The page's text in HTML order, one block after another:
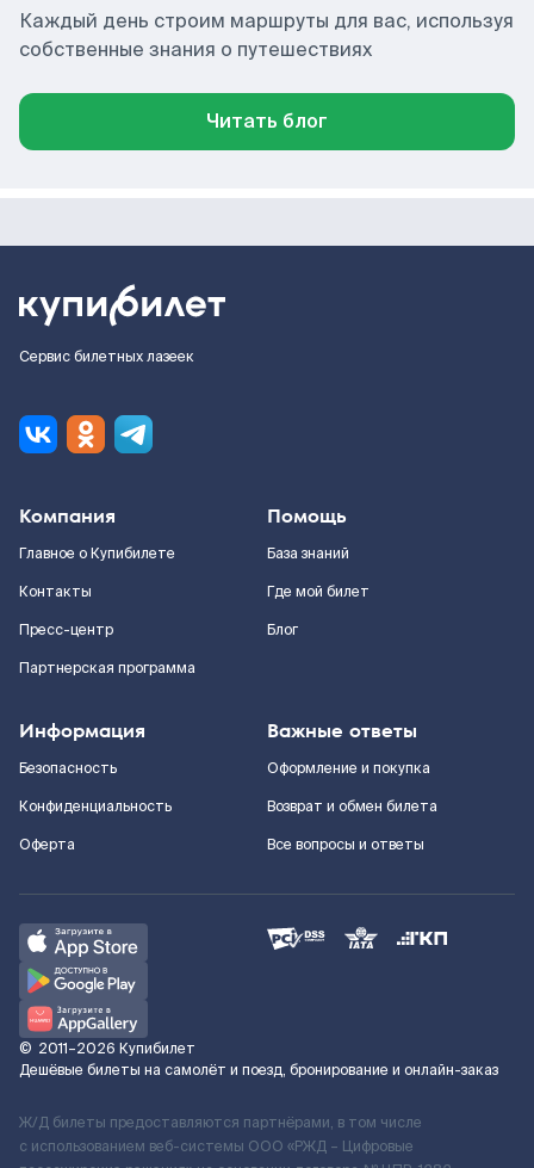
Каждый день строим маршруты для вас, используя
собственные знания о путешествиях
Читать блог
Сервис билетных лазеек
Компания
Главное о Купибилете
Контакты
Пресс-центр
Партнерская программа
Помощь
База знаний
Где мой билет
Блог
Информация
Безопасность
Конфиденциальность
Оферта
Важные ответы
Оформление и покупка
Возврат и обмен билета
Все вопросы и ответы
© 2011–2026 Купибилет
Дешёвые билеты на самолёт и поезд, бронирование и онлайн-заказ
Ж/Д билеты предоставляются партнёрами, в том числе
с использованием веб-системы ООО «РЖД – Цифровые